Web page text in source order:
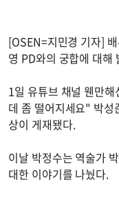
[OSEN=지민경 기자]
영 PD와의 궁합에 대해
1일 유튜브 채널 웬만
데 좀 떨어지세요" 박
상이 게재됐다.
이날 박정수는 역술가
대한 이야기를 나눴다.